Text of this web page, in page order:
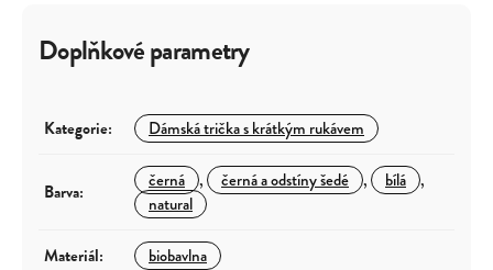
Doplňkové parametry
Kategorie: Dámská trička s krátkým rukávem
Barva: černá , černá a odstíny šedé , bílá ,
natural
Materiál: biobavlna